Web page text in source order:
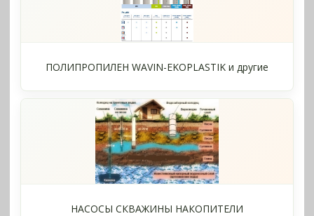
ПОЛИПРОПИЛЕН WAVIN-EKOPLASTIK и другие
НАСОСЫ СКВАЖИНЫ НАКОПИТЕЛИ